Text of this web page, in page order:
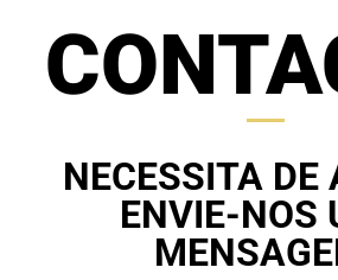
NECESSITA DE
ENVIE-NOS